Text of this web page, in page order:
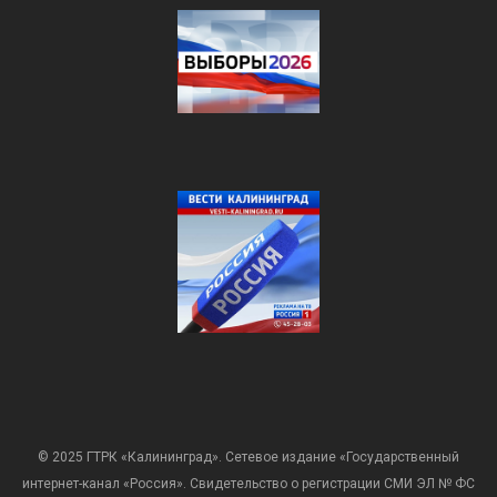
© 2025 ГТРК «Калининград». Сетевое издание «Государственный
интернет-канал «Россия». Свидетельство о регистрации СМИ ЭЛ № ФС